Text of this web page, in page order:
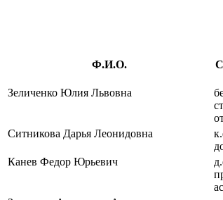
Ф.И.О.
Зеличенко Юлия Львовна
Ситникова Дарья Леонидовна
Канев Федор Юрьевич